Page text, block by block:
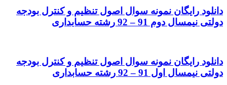
دانلود رایگان نمونه سوال اصول تنظیم و کنترل بودجه
دولتی نیمسال دوم 91 – 92 رشته حسابداری
دانلود رایگان نمونه سوال اصول تنظیم و کنترل بودجه
دولتی نیمسال اول 91 – 92 رشته حسابداری